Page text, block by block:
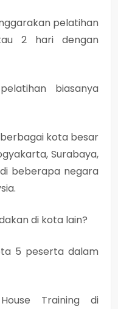
pelatihan
2 hari dengan
biasanya
kota besar
Surabaya,
beberapa negara
di kota lain?
5 peserta dalam
Training di